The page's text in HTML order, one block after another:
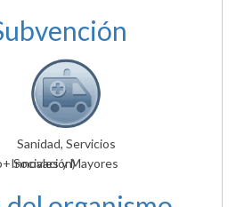
Sanidad, Servicios
Sociales y Mayores